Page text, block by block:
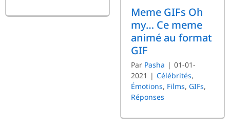
Meme GIFs Oh
my… Ce meme
animé au format
GIF
Par Pasha | 01-01-
2021 | Célébrités,
Émotions, Films, GIFs,
Réponses